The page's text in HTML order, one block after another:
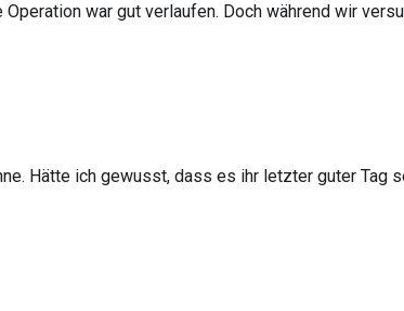
war gut verlaufen. Doch während wir
Hätte ich gewusst, dass es ihr letzter guter Tag